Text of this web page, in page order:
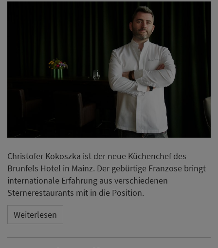
Christofer Kokoszka ist der neue Küchenchef des
Brunfels Hotel in Mainz. Der gebürtige Franzose bringt
internationale Erfahrung aus verschiedenen
Sternerestaurants mit in die Position.
Weiterlesen
Aposto bestellt DEHOGA-
Sachsen-Präsident Dzurny
zum Geschäftsführer